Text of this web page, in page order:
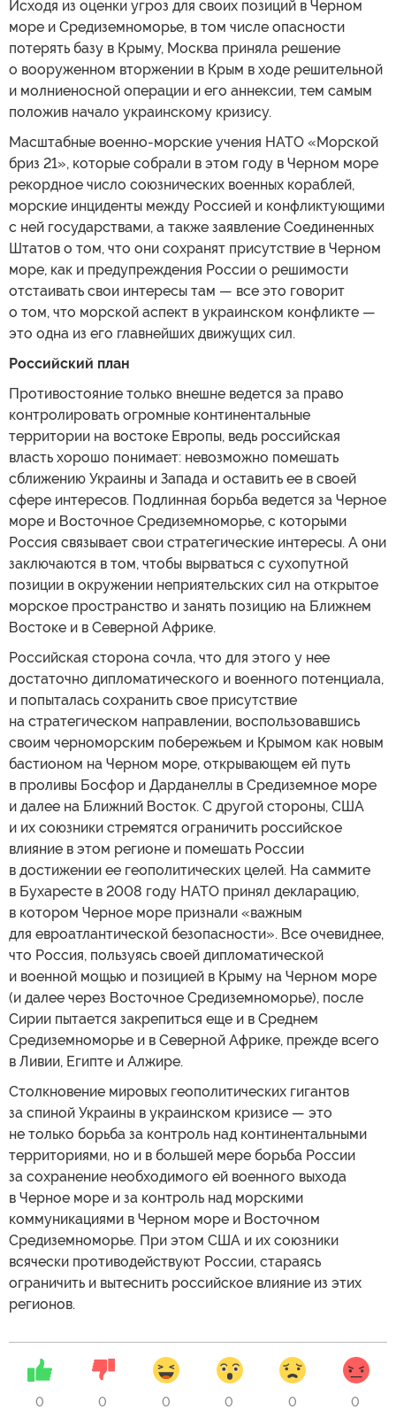
Исходя из оценки угроз для своих позиций в Черном
море и Средиземноморье, в том числе опасности
потерять базу в Крыму, Москва приняла решение
о вооруженном вторжении в Крым в ходе решительной
и молниеносной операции и его аннексии, тем самым
положив начало украинскому кризису.
Масштабные военно-морские учения НАТО «Морской
бриз 21», которые собрали в этом году в Черном море
рекордное число союзнических военных кораблей,
морские инциденты между Россией и конфликтующими
с ней государствами, а также заявление Соединенных
Штатов о том, что они сохранят присутствие в Черном
море, как и предупреждения России о решимости
отстаивать свои интересы там — все это говорит
о том, что морской аспект в украинском конфликте —
это одна из его главнейших движущих сил.
Российский план
Противостояние только внешне ведется за право
контролировать огромные континентальные
территории на востоке Европы, ведь российская
власть хорошо понимает: невозможно помешать
сближению Украины и Запада и оставить ее в своей
сфере интересов. Подлинная борьба ведется за Черное
море и Восточное Средиземноморье, с которыми
Россия связывает свои стратегические интересы. А они
заключаются в том, чтобы вырваться с сухопутной
позиции в окружении неприятельских сил на открытое
морское пространство и занять позицию на Ближнем
Востоке и в Северной Африке.
Российская сторона сочла, что для этого у нее
достаточно дипломатического и военного потенциала,
и попыталась сохранить свое присутствие
на стратегическом направлении, воспользовавшись
своим черноморским побережьем и Крымом как новым
бастионом на Черном море, открывающем ей путь
в проливы Босфор и Дарданеллы в Средиземное море
и далее на Ближний Восток. С другой стороны, США
и их союзники стремятся ограничить российское
влияние в этом регионе и помешать России
в достижении ее геополитических целей. На саммите
в Бухаресте в 2008 году НАТО принял декларацию,
в котором Черное море признали «важным
для евроатлантической безопасности». Все очевиднее,
что Россия, пользуясь своей дипломатической
и военной мощью и позицией в Крыму на Черном море
(и далее через Восточное Средиземноморье), после
Сирии пытается закрепиться еще и в Среднем
Средиземноморье и в Северной Африке, прежде всего
в Ливии, Египте и Алжире.
Столкновение мировых геополитических гигантов
за спиной Украины в украинском кризисе — это
не только борьба за контроль над континентальными
территориями, но и в большей мере борьба России
за сохранение необходимого ей военного выхода
в Черное море и за контроль над морскими
коммуникациями в Черном море и Восточном
Средиземноморье. При этом США и их союзники
всячески противодействуют России, стараясь
ограничить и вытеснить российское влияние из этих
регионов.
0 0 0 0 0 0